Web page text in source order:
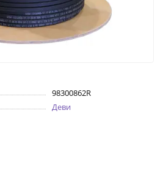
98300862R
Деви